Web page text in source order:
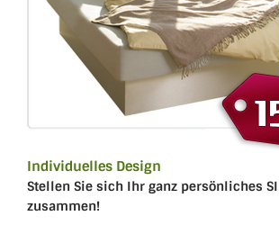
Individuelles Design
Stellen Sie sich Ihr ganz persönliches
zusammen!